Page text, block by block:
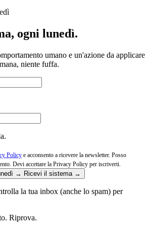
ogni lunedì.
umano e un'azione da applicare
niente fuffa.
Policy e acconsento a ricevere la newsletter. Posso
Devi accettare la Privacy Policy per iscriverti.
→ Ricevi il sistema →
la tua inbox (anche lo spam) per
Riprova.